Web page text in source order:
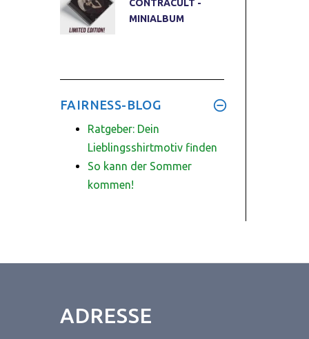
CONTRACULT -
MINIALBUM
FAIRNESS-BLOG
Ratgeber: Dein
Lieblingsshirtmotiv finden
So kann der Sommer
kommen!
ADRESSE